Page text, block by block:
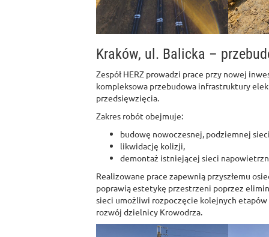
Kraków, ul. Balicka –
Zespół HERZ prowadzi prace przy nowej
kompleksowa przebudowa infrastruktury
przedsięwzięcia.
Zakres robót obejmuje:
budowę nowoczesnej, podziemnej
likwidację kolizji,
demontaż istniejącej sieci
Realizowane prace zapewnią przyszłemu
poprawią estetykę przestrzeni poprzez
sieci umożliwi rozpoczęcie kolejnych
rozwój dzielnicy Krowodrza.